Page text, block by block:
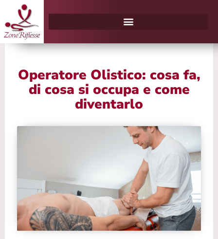
al
contenuto
Operatore Olistico: cosa fa,
di cosa si occupa e come
diventarlo